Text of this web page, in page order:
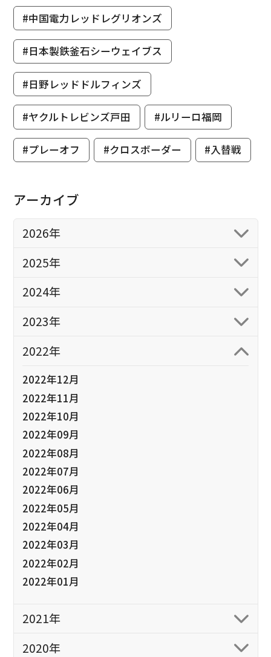
#中国電力レッドレグリオンズ
#日本製鉄釜石シーウェイブス
#日野レッドドルフィンズ
#ヤクルトレビンズ戸田 #ルリーロ福岡
#プレーオフ #クロスボーダー #入替戦
アーカイブ
2026年
2025年
2024年
2023年
2022年
2022年12月
2022年11月
2022年10月
2022年09月
2022年08月
2022年07月
2022年06月
2022年05月
2022年04月
2022年03月
2022年02月
2022年01月
2021年
2020年